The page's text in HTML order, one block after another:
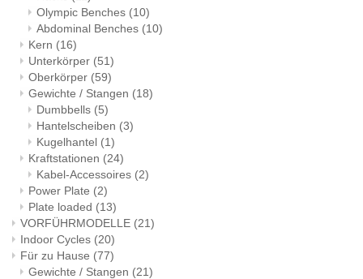
Olympic Benches (10)
Abdominal Benches (10)
Kern (16)
Unterkörper (51)
Oberkörper (59)
Gewichte / Stangen (18)
Dumbbells (5)
Hantelscheiben (3)
Kugelhantel (1)
Kraftstationen (24)
Kabel-Accessoires (2)
Power Plate (2)
Plate loaded (13)
VORFÜHRMODELLE (21)
Indoor Cycles (20)
Für zu Hause (77)
Gewichte / Stangen (21)